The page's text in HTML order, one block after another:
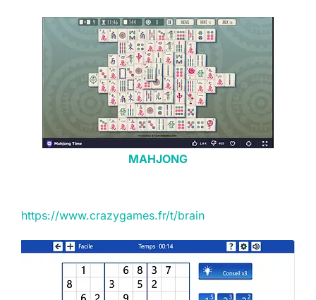
MAHJONG
https://www.crazygames.fr/t/brain